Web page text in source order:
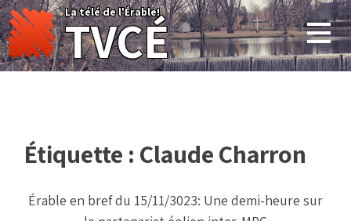
Skip
to
content
La télé de l'Érable!
TVCÉ
Étiquette : Claude Charron
Érable en bref du 15/11/3023: Une demi-heure sur